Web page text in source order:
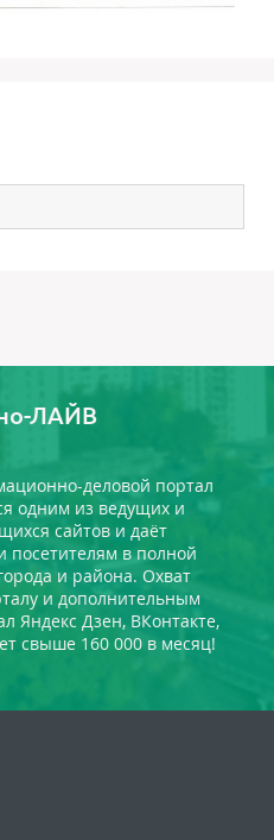
ЛАЙВ
деловой портал
одним из ведущих и
сайтов и даёт
посетителям в полной
и района. Охват
и дополнительным
Яндекс Дзен, ВКонтакте,
свыше 160 000 в месяц!